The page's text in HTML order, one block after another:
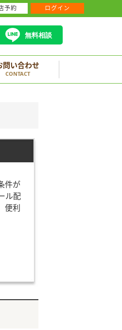
無料相談
問い合わせ
CONTACT
件が
ル配
便利
予約 ログイン